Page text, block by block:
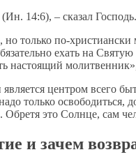
14:6), – сказал Господь.
только по-
ехать на
настоящий
центром всего
только
это Солнце, сам
и зачем